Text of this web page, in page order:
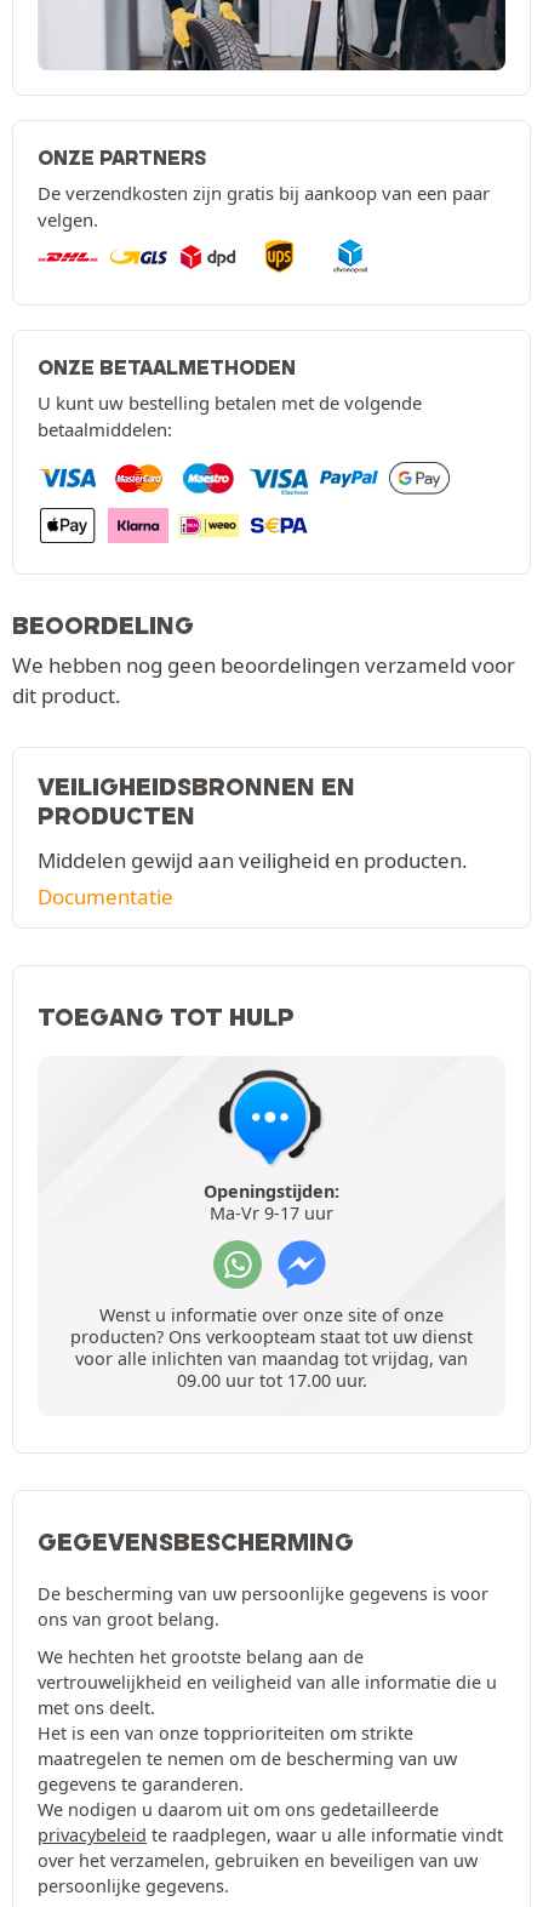
ONZE PARTNERS
De verzendkosten zijn gratis bij aankoop van een paar
velgen.
ONZE BETAALMETHODEN
U kunt uw bestelling betalen met de volgende
betaalmiddelen:
BEOORDELING
We hebben nog geen beoordelingen verzameld voor
dit product.
VEILIGHEIDSBRONNEN EN
PRODUCTEN
Middelen gewijd aan veiligheid en producten.
Documentatie
TOEGANG TOT HULP
Openingstijden:
Ma-Vr 9-17 uur
Wenst u informatie over onze site of onze
producten? Ons verkoopteam staat tot uw dienst
voor alle inlichten van maandag tot vrijdag, van
09.00 uur tot 17.00 uur.
GEGEVENSBESCHERMING
De bescherming van uw persoonlijke gegevens is voor
ons van groot belang.
We hechten het grootste belang aan de
vertrouwelijkheid en veiligheid van alle informatie die u
met ons deelt.
Het is een van onze topprioriteiten om strikte
maatregelen te nemen om de bescherming van uw
gegevens te garanderen.
We nodigen u daarom uit om ons gedetailleerde
privacybeleid te raadplegen, waar u alle informatie vindt
over het verzamelen, gebruiken en beveiligen van uw
persoonlijke gegevens.